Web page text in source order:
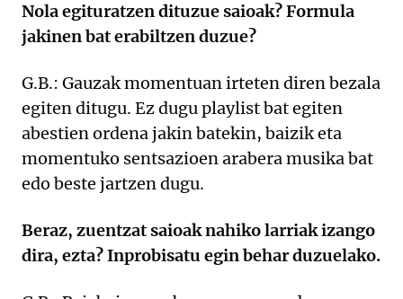
Nola egituratzen dituzue saioak? Formula
jakinen bat erabiltzen duzue?
G.B.: Gauzak momentuan irteten diren bezala
egiten ditugu. Ez dugu playlist bat egiten
abestien ordena jakin batekin, baizik eta
momentuko sentsazioen arabera musika bat
edo beste jartzen dugu.
Beraz, zuentzat saioak nahiko larriak izango
dira, ezta? Inprobisatu egin behar duzuelako.